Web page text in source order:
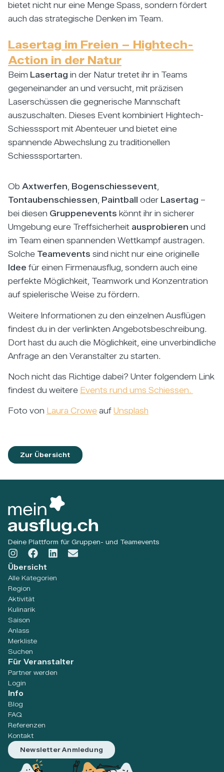
bietet nicht nur eine Menge Spass, sondern fördert
auch das strategische Denken im Team.
Lasertag im Freien – Hightech-
Action in der Natur
Beim Lasertag in der Natur tretet ihr in Teams
gegeneinander an und versucht, mit präzisen
Laserschüssen die gegnerische Mannschaft
auszuschalten. Dieses Event kombiniert Hightech-
Schiesssport mit Abenteuer und bietet eine
spannende Abwechslung zu traditionellen
Schiesssportarten.
Ob Axtwerfen, Bogenschiessevent,
Tontaubenschiessen, Paintball oder Lasertag –
bei diesen Gruppenevents könnt ihr in sicherer
Umgebung eure Treffsicherheit ausprobieren und
im Team einen spannenden Wettkampf austragen.
Solche Teamevents sind nicht nur eine originelle
Idee für einen Firmenausflug, sondern auch eine
perfekte Möglichkeit, Teamwork und Konzentration
auf spielerische Weise zu fördern.
Weitere Informationen zu den einzelnen Ausflügen
findest du in der verlinkten Angebotsbeschreibung.
Dort hast du auch die Möglichkeit, eine unverbindliche
Anfrage an den Veranstalter zu starten.
Noch nicht das Richtige dabei? Unter folgendem Link
findest du weitere Events rund ums Schiessen.
Foto von Laura Crowe auf Unsplash
Zur Übersicht
Deine Plattform für Gruppen- und Teamevents
Übersicht
Alle Kategorien
Region
Aktivität
Kulinarik
Saison
Anlass
Merkliste
Suchen
Für Veranstalter
Partner werden
Login
Info
Blog
FAQ
Referenzen
Kontakt
Newsletter Anmledung